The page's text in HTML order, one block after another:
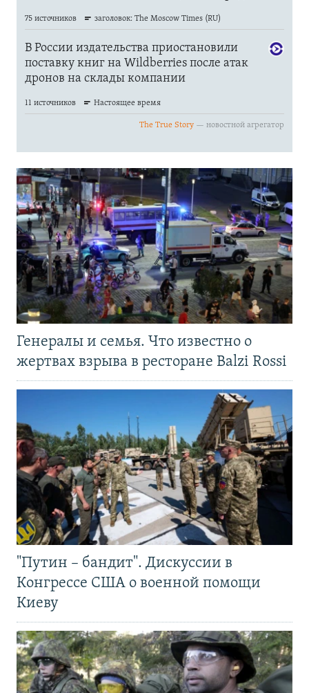
Генералы и семья. Что известно о
жертвах взрыва в ресторане Balzi Rossi
"Путин – бандит". Дискуссии в
Конгрессе США о военной помощи
Киеву